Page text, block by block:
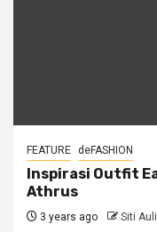
FEATURE deFASHION
Inspirasi Outfit
Athrus
3 years ago Siti